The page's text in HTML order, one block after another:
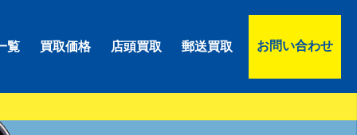
覧 買取価格 店頭買取 郵送買取 お問い合わせ